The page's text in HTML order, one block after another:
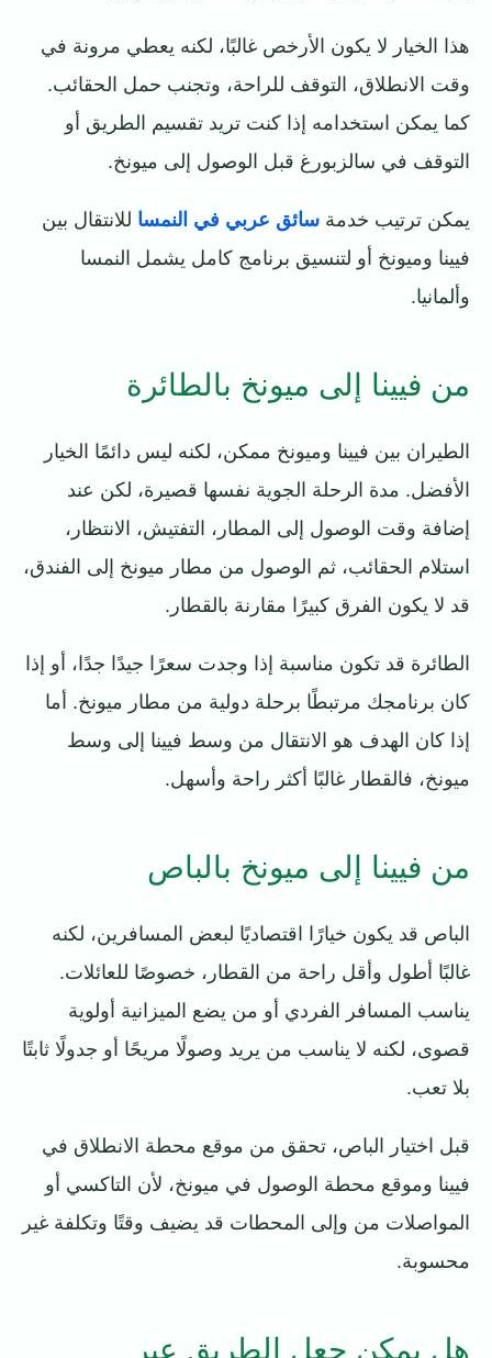
هذا الخيار لا يكون الأرخص غالبًا، لكنه يعطي مرونة في
وقت الانطلاق، التوقف للراحة، وتجنب حمل الحقائب.
كما يمكن استخدامه إذا كنت تريد تقسيم الطريق أو
التوقف في سالزبورغ قبل الوصول إلى ميونخ.
يمكن ترتيب خدمة سائق عربي في النمسا للانتقال بين
فيينا وميونخ أو لتنسيق برنامج كامل يشمل النمسا
وألمانيا.
من فيينا إلى ميونخ بالطائرة
الطيران بين فيينا وميونخ ممكن، لكنه ليس دائمًا الخيار
الأفضل. مدة الرحلة الجوية نفسها قصيرة، لكن عند
إضافة وقت الوصول إلى المطار، التفتيش، الانتظار،
استلام الحقائب، ثم الوصول من مطار ميونخ إلى الفندق،
قد لا يكون الفرق كبيرًا مقارنة بالقطار.
الطائرة قد تكون مناسبة إذا وجدت سعرًا جيدًا جدًا، أو إذا
كان برنامجك مرتبطًا برحلة دولية من مطار ميونخ. أما
إذا كان الهدف هو الانتقال من وسط فيينا إلى وسط
ميونخ، فالقطار غالبًا أكثر راحة وأسهل.
من فيينا إلى ميونخ بالباص
الباص قد يكون خيارًا اقتصاديًا لبعض المسافرين، لكنه
غالبًا أطول وأقل راحة من القطار، خصوصًا للعائلات.
يناسب المسافر الفردي أو من يضع الميزانية أولوية
قصوى، لكنه لا يناسب من يريد وصولًا مريحًا أو جدولًا ثابتًا
بلا تعب.
قبل اختيار الباص، تحقق من موقع محطة الانطلاق في
فيينا وموقع محطة الوصول في ميونخ، لأن التاكسي أو
المواصلات من وإلى المحطات قد يضيف وقتًا وتكلفة غير
محسوبة.
هل يمكن جعل الطريق عبر